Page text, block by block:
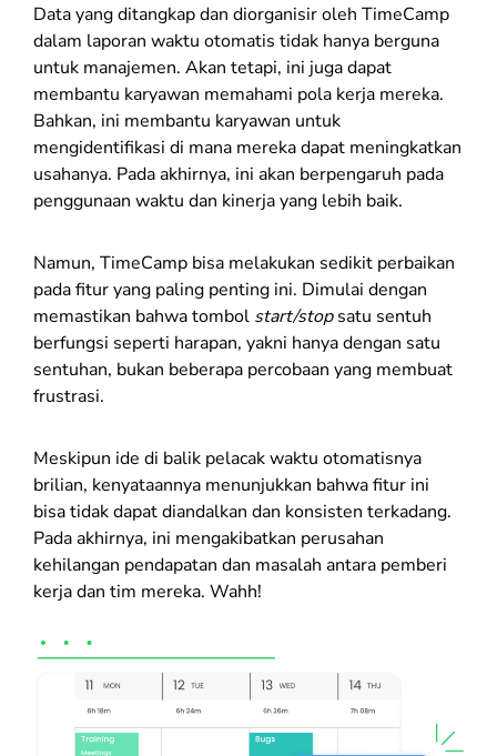
Data yang ditangkap dan diorganisir oleh TimeCamp
dalam laporan waktu otomatis tidak hanya berguna
untuk manajemen. Akan tetapi, ini juga dapat
membantu karyawan memahami pola kerja mereka.
Bahkan, ini membantu karyawan untuk
mengidentifikasi di mana mereka dapat meningkatkan
usahanya. Pada akhirnya, ini akan berpengaruh pada
penggunaan waktu dan kinerja yang lebih baik.
Namun, TimeCamp bisa melakukan sedikit perbaikan
pada fitur yang paling penting ini. Dimulai dengan
memastikan bahwa tombol start/stopsatu sentuh
berfungsi seperti harapan, yakni hanya dengan satu
sentuhan, bukan beberapa percobaan yang membuat
frustrasi.
Meskipun ide di balik pelacak waktu otomatisnya
brilian, kenyataannya menunjukkan bahwa fitur ini
bisa tidak dapat diandalkan dan konsisten terkadang.
Pada akhirnya, ini mengakibatkan perusahan
kehilangan pendapatan dan masalah antara pemberi
kerja dan tim mereka. Wahh!